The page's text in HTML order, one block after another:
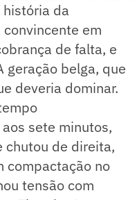
da
em
de falta, e
geração belga, que
deveria dominar.
sete minutos,
chutou de direita,
compactação no
tensão com